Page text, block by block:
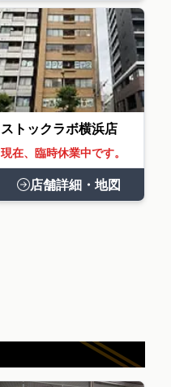
ストックラボ横浜店
現在、臨時休業中です。
店舗詳細・地図